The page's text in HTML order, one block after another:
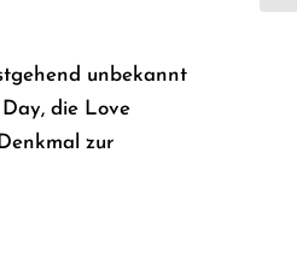
unbekannt
die Love
zur